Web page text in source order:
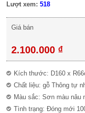
Lượt xem:518
Giá bán
2.100.000 ₫
Kích thước: D160 x
Chất liệu: gỗ Thông tự
Màu sắc: Sơn màu nâu
Tình trạng: Đóng mới